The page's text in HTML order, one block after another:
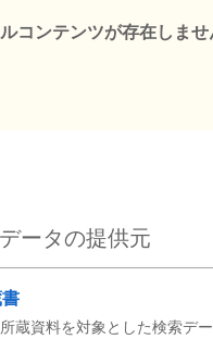
コンテンツが存在しませ
データの提供元
蔵資料を対象とした検索デ